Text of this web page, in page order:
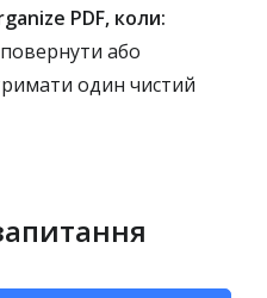
PDF, коли:
або
один чистий